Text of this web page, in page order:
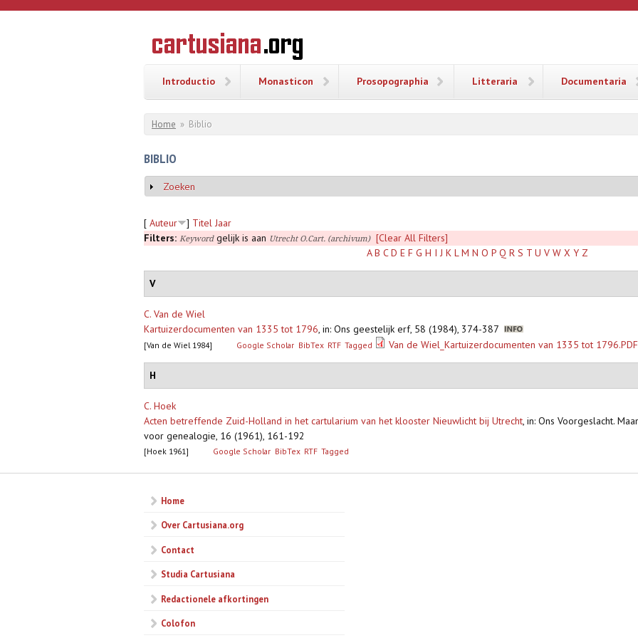
Overslaan en naar de inhoud gaan
CARTUSIANA
Geschiedenis
van de
Introductio Monasticon Prosopographia Litteraria Documentaria
U bent hier
Home » Biblio
BIBLIO
Weergeven
Zoeken
[ Auteur ] Titel Jaar
Filters: Keywordgelijk is aan Utrecht O.Cart. (archivum)
[Clear All Filters]
A B C D E F G H I J K L M N O P Q R S T U V W X Y Z
V
C. Van de Wiel
Kartuizerdocumenten van 1335 tot 1796, in: Ons geestelijk erf, 58 (1984), 374-387
[Van de Wiel 1984] Google Scholar BibTex RTF Tagged Van de Wiel_Kartuizerdocumenten van 1335 tot 1796.PDF
H
C. Hoek
Acten betreffende Zuid-Holland in het cartularium van het klooster Nieuwlicht bij Utrecht, in: Ons Voorgeslacht.
voor genealogie, 16 (1961), 161-192
[Hoek 1961] Google Scholar BibTex RTF Tagged
Home
Over Cartusiana.org
Contact
Studia Cartusiana
Redactionele afkortingen
Colofon